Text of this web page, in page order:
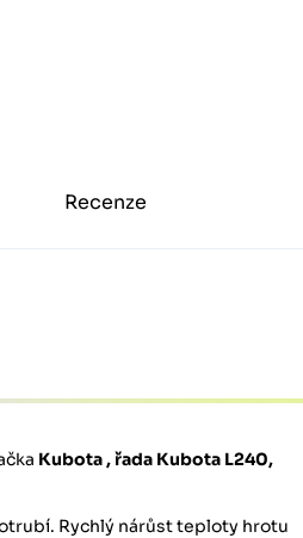
Recenze
Kubota, řada Kubota L240,
Rychlý nárůst teploty hrotu